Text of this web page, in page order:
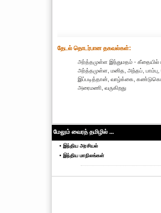
தேட‌ல் தொட‌ர்பான தகவ‌ல்க‌ள்:
அர்த்தமுள்ள இந்துமதம் -
அர்த்தமுள்ள, மனித, அந்தப்,
இப்படித்தான், வாழ்க்கை,
அரைமணி, வருகிறது
மேலும் வைரத் தமிழில் ...
• இந்திய அரசியல்
• இந்திய மாநிலங்கள்